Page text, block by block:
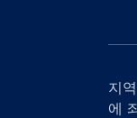
지
에